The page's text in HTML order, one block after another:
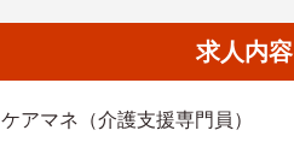
求人内容
ケアマネ（介護支援専門員）